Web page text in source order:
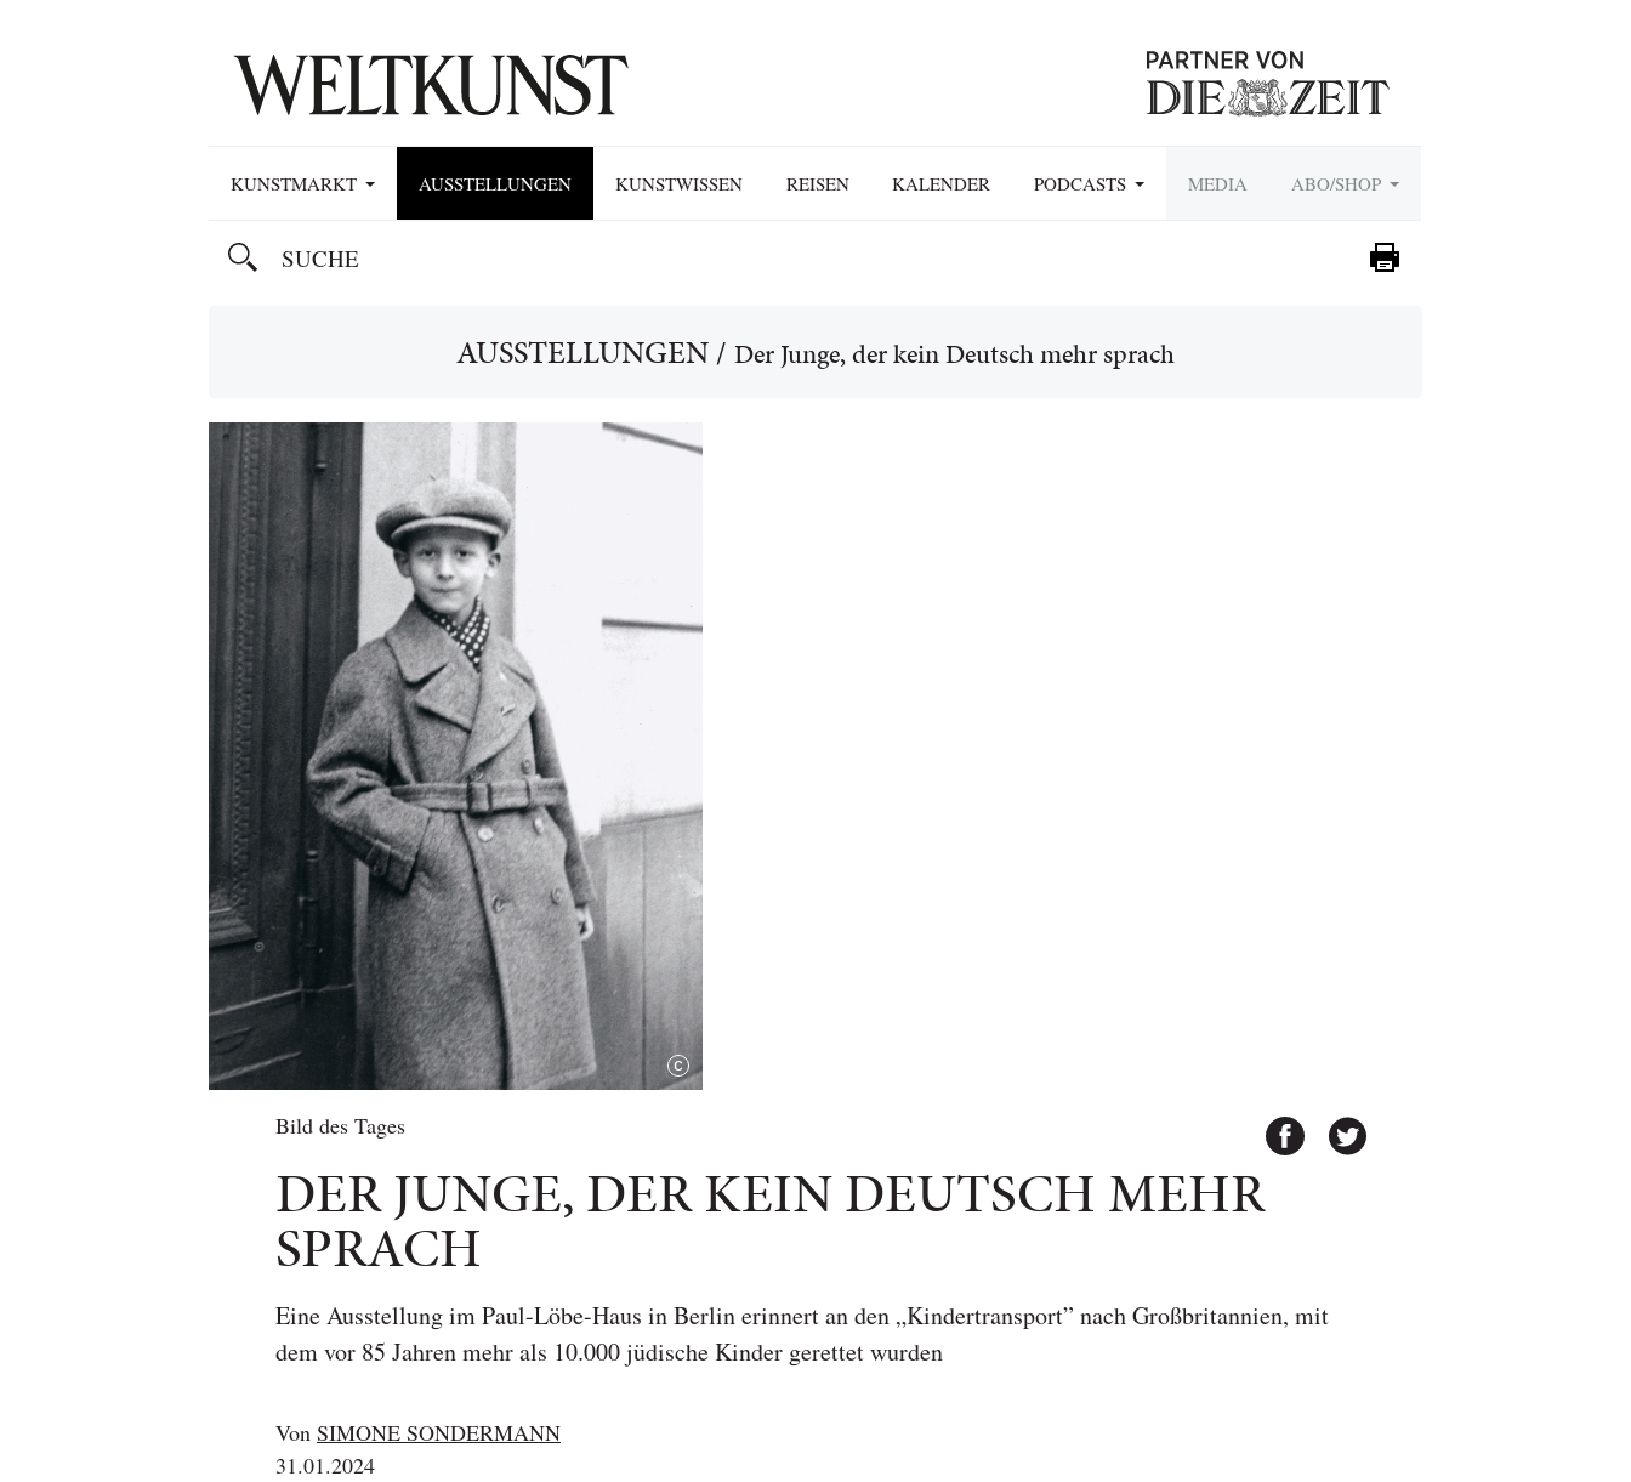
KUNSTMARKT AUSSTELLUNGEN KUNSTWISSEN REISEN KALENDER PODCASTS MEDIA ABO/SHOP
AUSSTELLUNGEN/ Der Junge, der kein Deutsch mehr sprach
Bild des Tages
DER JUNGE, DER KEIN DEUTSCH MEHR
SPRACH
Eine Ausstellung im Paul-Löbe-Haus in Berlin erinnert an den „Kindertransport” nach Großbritannien, mit
dem vor 85 Jahren mehr als 10.000 jüdische Kinder gerettet wurden
Von SIMONE SONDERMANN
31.01.2024